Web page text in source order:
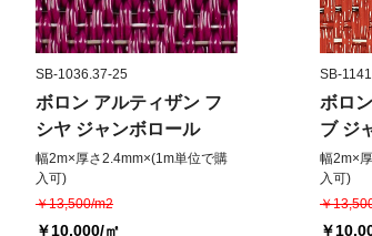
SB-1036.37-25
ボロン アルティザン フ
シヤ ジャンボロール
幅2m×厚さ2.4mm×(1m単位で購
入可)
￥13,500/m2
￥10,000/㎡
SB-
ボロ
ブ ジ
幅2m×
入可)
￥
￥